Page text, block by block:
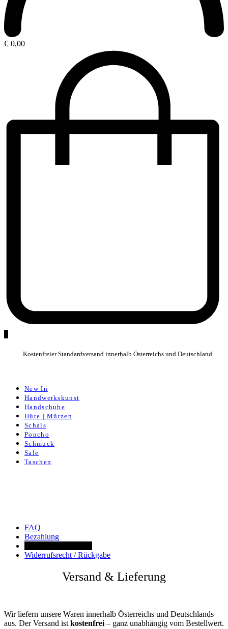
€ 0,00
Kostenfreier Standardversand innerhalb Österreichs und Deutschland
New In
Handwerkskunst
Handschuhe
Hüte | Mützen
Schals
Poncho
Schmuck
Sale
Taschen
FAQ
Bezahlung
Widerrufsrecht / Rückgabe
Versand & Lieferung
Wir liefern unsere Waren innerhalb Österreichs und Deutschlands
aus. Der Versand ist kostenfrei – ganz unabhängig vom Bestellwert.